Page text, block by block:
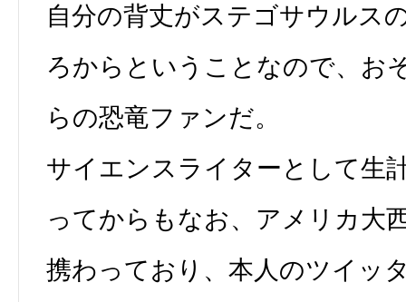
自分の背丈がステゴサウルス
ろからということなので、お
らの恐竜ファンだ。
サイエンスライターとして生
ってからもなお、アメリカ大
携わっており、本人のツイッ